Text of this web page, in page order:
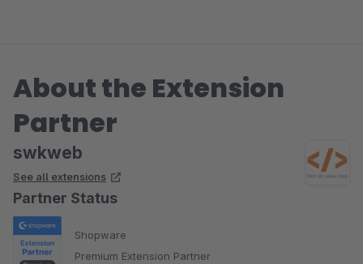
About the Extension
Partner
swkweb
See all extensions
Partner Status
Shopware
Premium Extension Partner